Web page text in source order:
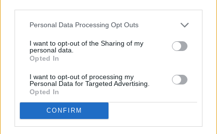
Personal Data Processing Opt Outs
I want to opt-out of the Sharing of my
personal data.
Opted In
I want to opt-out of processing my
Personal Data for Targeted Advertising.
Opted In
CONFIRM
El partit de Festa Major tindrà
activitats a la prèvia i es podrà seguir
a peu de camp
CLUB
de ciclisme
CLUB
Tot al vermell: l'Andorra presenta la
tercera equipació